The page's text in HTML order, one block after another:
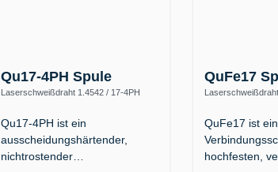
Qu17-4PH Spule
Laserschweißdraht 1.4542 / 17-4PH
Qu17-4PH ist ein
ausscheidungshärtender,
nichtrostender
QuFe17
QuFe17 ist
hochfesten,